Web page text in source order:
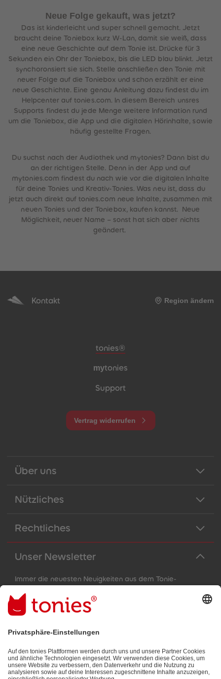
Neue Folge gekauft, was jetzt?
Das ist kinderleicht und super schnell gemacht. Jetzt
braucht deine Toniebox kurz W-Lan, damit sie weiß, dass
eine neue Geschichte auf dem Tonie ist. Drücke für 3
Sekunden ein Ohr der Toniebox, bis die LED blau blinkt. Jetzt
synchoronsiert sie sich. Stelle anschließen den Tonie mit
neuer Folge auf die Toniebox und schon erzählt er eine
neue Geschichte. Eine genau Anleitung dazu findest du im
Helpcenter auf tonies.com. In diesem Bereich unsres
Supports findest du jede Menge weitere Information rund
um die Toniebox, die App und die digitalen Hörinhalte, sowie
häufig gestellte Fragen.
Du suchst nach der Audiothek und mytonies? Dann bist du
an der richtigen Stelle. Denn in der App und auf
mytonies.com findest du nach wie vor die digitalen Inhalte
für deine Tonies und Kreativ-Tonies. Was neu ist, dass du
jetzt auch direkt auf tonies.com neue Inhalte, zusammen mit
neuen Tonies und der Toniebox, kaufen kannst. Neue
Möglichkeit, neuer Name – sonst hat sich aber nichts
geändert.
Kontakt Region ändern
Meta-Navigation Footer
tonies®
mytonies
Support
Vertrag widerrufen
Über uns
Nützliches
Rechtliches
Unser Newsletter
Immer die neuesten Neuigkeiten aus dem Tonie-
E-Mail-Addresse
Mit dem Absenden abonnierst du unseren E-Mail-Newsletter, der
informationen) und den von dir zu Werbezwecken bereitgestellten
Interaktionsinformationen (z.B. Abspielinformationen) basiert. Du
kannst den Newsletter jederzeit kostenlos abbestellen.
Datenschutzbestimmungen.